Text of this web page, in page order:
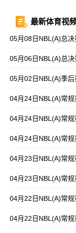
最新体育视
05月08日NBL(A)总
05月06日NBL(A)总
04月24日NBL(A)常
04月24日NBL(A)常
04月24日NBL(A)常
04月23日NBL(A)常
04月23日NBL(A)常
04月22日NBL(A)常
04月22日NBL(A)常